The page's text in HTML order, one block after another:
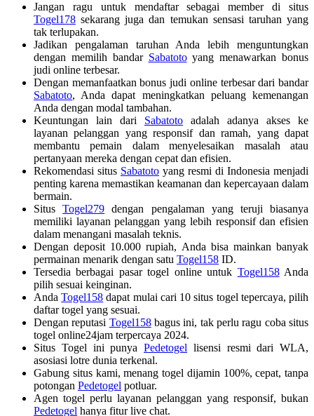
Jangan ragu untuk mendaftar sebagai member di situs
Togel178 sekarang juga dan temukan sensasi taruhan yang
tak terlupakan.
Jadikan pengalaman taruhan Anda lebih menguntungkan
dengan memilih bandar Sabatotoyang menawarkan bonus
judi online terbesar.
Dengan memanfaatkan bonus judi online terbesar dari bandar
Sabatoto, Anda dapat meningkatkan peluang kemenangan
Anda dengan modal tambahan.
Keuntungan lain dari Sabatoto adalah adanya akses ke
layanan pelanggan yang responsif dan ramah, yang dapat
membantu pemain dalam menyelesaikan masalah atau
pertanyaan mereka dengan cepat dan efisien.
Rekomendasi situs Sabatoto yang resmi di Indonesia menjadi
penting karena memastikan keamanan dan kepercayaan dalam
bermain.
SitusTogel279 dengan pengalaman yang teruji biasanya
memiliki layanan pelanggan yang lebih responsif dan efisien
dalam menangani masalah teknis.
Dengan deposit 10.000 rupiah, Anda bisa mainkan banyak
permainan menarik dengan satu Togel158 ID.
Tersedia berbagai pasar togel online untuk Togel158Anda
pilih sesuai keinginan.
AndaTogel158 dapat mulai cari 10 situs togel tepercaya, pilih
daftar togel yang sesuai.
Dengan reputasi Togel158bagus ini, tak perlu ragu coba situs
togel online24jam terpercaya 2024.
Situs Togel ini punya Pedetogel lisensi resmi dari WLA,
asosiasi lotre dunia terkenal.
Gabung situs kami, menang togel dijamin 100%, cepat, tanpa
potongan Pedetogel potluar.
Agen togel perlu layanan pelanggan yang responsif, bukan
Pedetogel hanya fitur live chat.